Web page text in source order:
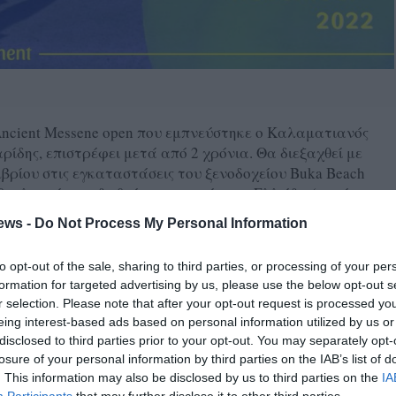
- Do Not Process My Personal Information
opt-out of the sale, sharing to third parties, or processing of your
for targeted advertising by us, please use the below opt-out
selection. Please note that after your opt-out request is processed
interest-based ads based on personal information utilized by us
to third parties prior to your opt-out. You may separately
of your personal information by third parties on the IAB’s list of
This information may also be disclosed by us to third parties on the
Messene open που εμπνεύστηκε ο Καλαματιανός
επιστρέφει μετά από 2 χρόνια. Θα διεξαχθεί με
στις εγκαταστάσεις του ξενοδοχείου Buka Beach
διεθνές τουρνουά στην Ελλάδα (οι πόντοι
κατάταξη και το τουρνουά ανήκει στο
Federation).
Open θα δώσει περισσότερες λεπτομέρειες για το
συνέντευξη Τύπου που θα πραγματοποιηθεί την
στο Δημαρχείο Μεσσήνης.